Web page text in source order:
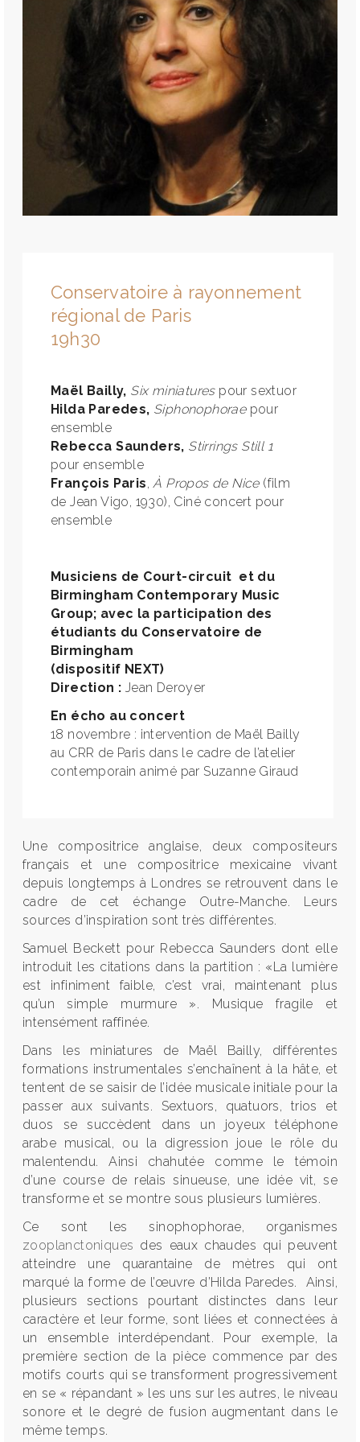
Conservatoire à rayonnement
régional de Paris
19h30
Maël Bailly, Six miniatures pour sextuor
Hilda Paredes, Siphonophorae pour
ensemble
Rebecca Saunders, Stirrings Still 1
pour ensemble
François Paris,À Propos de Nice(film
de Jean Vigo, 1930), Ciné concert pour
ensemble
Musiciens de Court-circuit et du
Birmingham Contemporary Music
Group; avec la participation des
étudiants du Conservatoire de
Birmingham
(dispositif NEXT)
Direction : Jean Deroyer
En écho au concert
18 novembre : intervention de Maël Bailly
au CRR de Paris dans le cadre de l’atelier
contemporain animé par Suzanne Giraud
Une compositrice anglaise, deux compositeurs
français et une compositrice mexicaine vivant
depuis longtemps à Londres se retrouvent dans le
cadre de cet échange Outre-Manche. Leurs
sources d’inspiration sont très différentes.
Samuel Beckett pour Rebecca Saunders dont elle
introduit les citations dans la partition : «La lumière
est infiniment faible, c’est vrai, maintenant plus
qu’un simple murmure ». Musique fragile et
intensément raffinée.
Dans les miniatures de Maël Bailly, différentes
formations instrumentales s’enchaînent à la hâte, et
tentent de se saisir de l’idée musicale initiale pour la
passer aux suivants. Sextuors, quatuors, trios et
duos se succèdent dans un joyeux téléphone
arabe musical, ou la digression joue le rôle du
malentendu. Ainsi chahutée comme le témoin
d’une course de relais sinueuse, une idée vit, se
transforme et se montre sous plusieurs lumières.
Ce sont les sinophophorae, organismes
zooplanctoniques des eaux chaudes qui peuvent
atteindre une quarantaine de mètres qui ont
marqué la forme de l’œuvre d’Hilda Paredes. Ainsi,
plusieurs sections pourtant distinctes dans leur
caractère et leur forme, sont liées et connectées à
un ensemble interdépendant. Pour exemple, la
première section de la pièce commence par des
motifs courts qui se transforment progressivement
en se « répandant » les uns sur les autres, le niveau
sonore et le degré de fusion augmentant dans le
même temps.